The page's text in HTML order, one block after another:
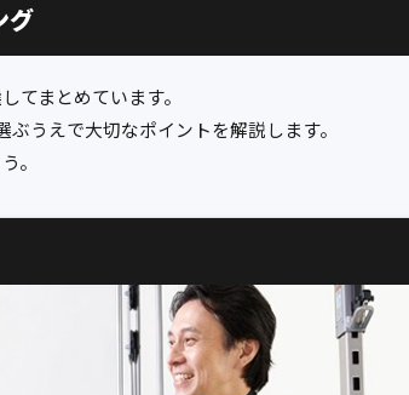
グ
てまとめています。
うえで大切なポイントを解説します。
。